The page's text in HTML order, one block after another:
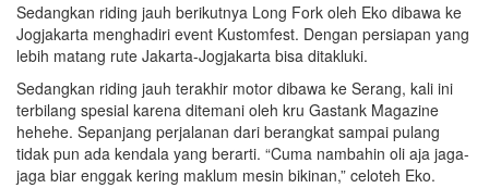
Sedangkan riding jauh berikutnya Long Fork oleh Eko dibawa ke
Jogjakarta menghadiri event Kustomfest. Dengan persiapan yang
lebih matang rute Jakarta-Jogjakarta bisa ditakluki.
Sedangkan riding jauh terakhir motor dibawa ke Serang, kali ini
terbilang spesial karena ditemani oleh kru Gastank Magazine
hehehe. Sepanjang perjalanan dari berangkat sampai pulang
tidak pun ada kendala yang berarti. “Cuma nambahin oli aja jaga-
jaga biar enggak kering maklum mesin bikinan,” celoteh Eko.